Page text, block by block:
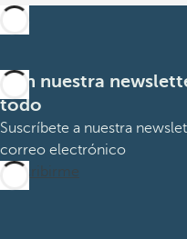
Con nuestra
todo
Suscríbete a nuestra
correo electrónico
Suscribirme